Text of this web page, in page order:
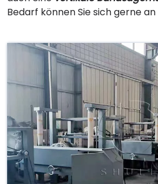
Bedarf können Sie sich gerne